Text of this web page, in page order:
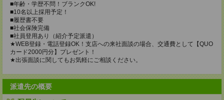
■年齢・学歴不問！ブランクOK!
■10名以上採用予定！
■履歴書不要
■社会保険完備
■社員登用あり（紹介予定派遣）
★WEB登録・電話登録OK！支店への来社面談の場合、交通費として【QUO
カード2000円分】プレゼント！
★出張面談に関してもお気軽にご相談ください。
派遣先の概要